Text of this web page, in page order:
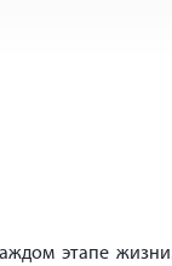
этапе